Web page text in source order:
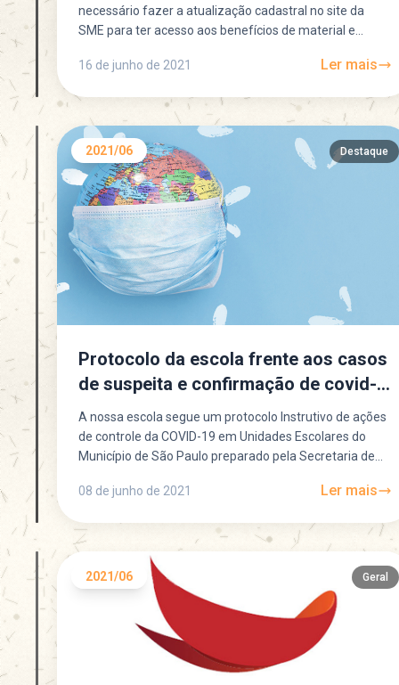
necessário fazer a atualização cadastral no site da
SME para ter acesso aos benefícios de material e...
16 de junho de 2021 Ler mais
2021/06 Destaque
Protocolo da escola frente aos casos
de suspeita e confirmação de covid-
19
A nossa escola segue um protocolo Instrutivo de ações
de controle da COVID-19 em Unidades Escolares do
Município de São Paulo preparado pela Secretaria de...
08 de junho de 2021 Ler mais
2021/06 Geral